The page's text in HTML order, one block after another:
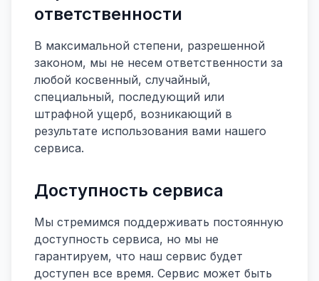
ответственности
В максимальной степени, разрешенной
законом, мы не несем ответственности за
любой косвенный, случайный,
специальный, последующий или
штрафной ущерб, возникающий в
результате использования вами нашего
сервиса.
Доступность сервиса
Мы стремимся поддерживать постоянную
доступность сервиса, но мы не
гарантируем, что наш сервис будет
доступен все время. Сервис может быть